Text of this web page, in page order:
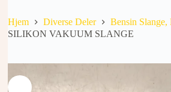
Hjem Diverse Deler
Bensin Slange,
SILIKON VAKUUM SLANGE